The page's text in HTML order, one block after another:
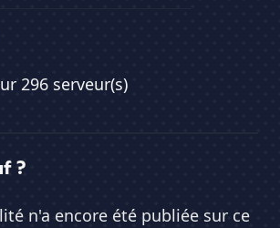
296 serveur(s)
?
n'a encore été publiée sur ce